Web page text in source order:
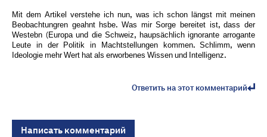
Mit dem Artikel verstehe ich nun, was ich schon längst mit meinen
Beobachtungren geahnt hsbe. Was mir Sorge bereitet ist, dass der
Westebn (Europa und die Schweiz, haupsächlich ignorante arrogante
Leute in der Politik in Machtstellungen kommen. Schlimm, wenn
Ideologie mehr Wert hat als erworbenes Wissen und Intelligenz.
Ответить на этот комментарий
Написать комментарий